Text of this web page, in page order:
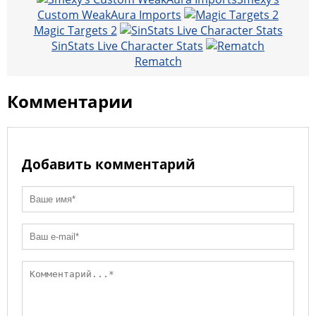
n
k
a
ss
m o
o
p
p
u
Custom WeakAura Imports
Magic Targets 2
SinStats Live Character Stats
Rematch
Комментарии
Добавить комментарий